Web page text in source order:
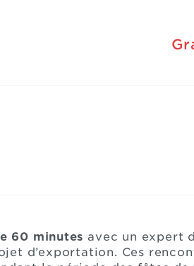
60 minutes avec un expert
d’exportation. Ces